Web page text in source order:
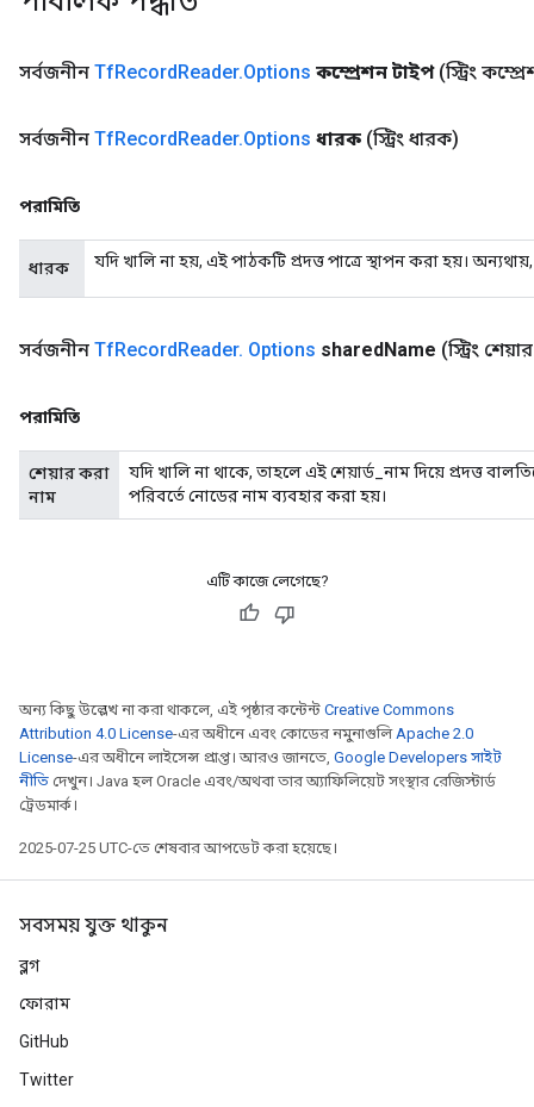
সর্বজনীন TfRecordReader.Options কম্প্রেশন টাইপ (স্ট্রিং
সর্বজনীন TfRecordReader.Options ধারক (স্ট্রিং ধারক)
পরামিতি
ধারক যদি খালি না হয়, এই পাঠকটি প্রদত্ত পাত্রে স্থাপন করা হয়।
সর্বজনীন TfRecordReader. Options sharedName (স্ট্রিং
পরামিতি
শেয়ার করা
নাম
যদি খালি না থাকে, তাহলে এই শেয়ার্ড_নাম দিয়ে প্রদত্ত
পরিবর্তে নোডের নাম ব্যবহার করা হয়।
এটি কাজে লেগেছে?
অন্য কিছু উল্লেখ না করা থাকলে, এই পৃষ্ঠার কন্টেন্ট Creative Commons
Attribution 4.0 License-এর অধীনে এবং কোডের নমুনাগুলিApache 2.0
License-এর অধীনে লাইসেন্স প্রাপ্ত। আরও জানতে, Google Developers সাইট
নীতি দেখুন। Java হল Oracle এবং/অথবা তার অ্যাফিলিয়েট সংস্থার রেজিস্টার্ড
ট্রেডমার্ক।
2025-07-25 UTC-তে শেষবার আপডেট করা হয়েছে।
সবসময় যুক্ত থাকুন
ব্লগ
ফোরাম
GitHub
Twitter